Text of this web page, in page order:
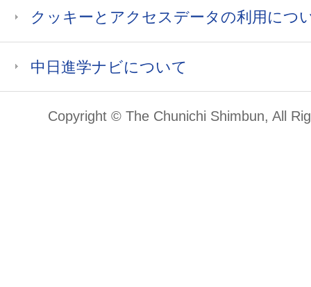
クッキーとアクセスデータの利用につ
中日進学ナビについて
Copyright © The Chunichi Shimbun, All